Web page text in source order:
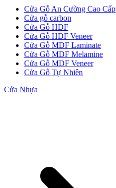
Cửa Gỗ An Cường Cao Cấp
Cửa gỗ carbon
Cửa Gỗ HDF
Cửa Gỗ HDF Veneer
Cửa Gỗ MDF Laminate
Cửa Gỗ MDF Melamine
Cửa Gỗ MDF Veneer
Cửa Gỗ Tự Nhiên
Cửa Nhựa